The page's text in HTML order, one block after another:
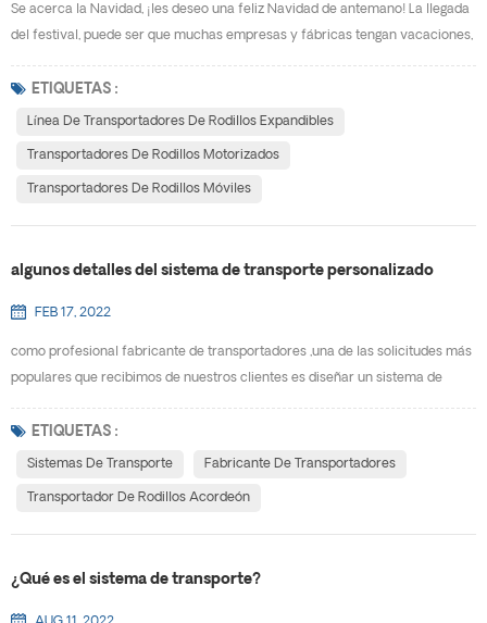
Se acerca la Navidad, ¡les deseo una feliz Navidad de antemano! La llegada
del festival, puede ser que muchas empresas y fábricas tengan vacaciones,
de trabajo de carga y descarga de carros, pura manipulación y descarga
manual, están siendo muy duros. Entonces, ¿qué tipo de equipo puede
ETIQUETAS :
Línea De Transportadores De Rodillos Expandibles
Transportadores De Rodillos Motorizados
Transportadores De Rodillos Móviles
algunos detalles del sistema de transporte personalizado
FEB 17, 2022
como profesional fabricante de transportadores ,una de las solicitudes más
populares que recibimos de nuestros clientes es diseñar un sistema de
con muchos clientes de una variedad de industrias, lo que significa que el
transportador Los sistemas que hemos diseñado han manejado numerosos
ETIQUETAS :
Sistemas De Transporte Fabricante De Transportadores
Transportador De Rodillos Acordeón
¿Qué es el sistema de transporte?